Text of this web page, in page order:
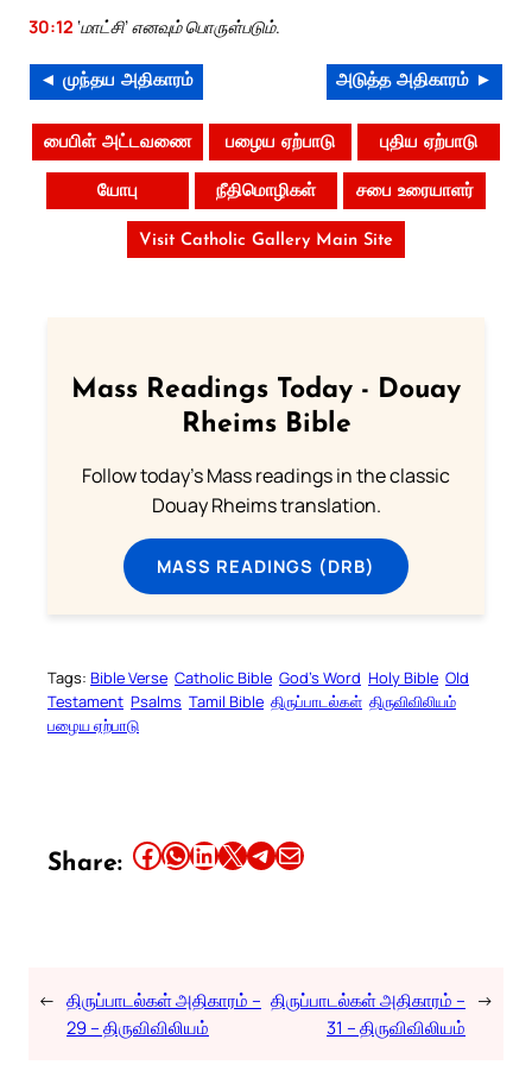
30:12 ‘மாட்சி’ எனவும் பொருள்படும்.
◄ முந்தய அதிகாரம் அடுத்த அதிகாரம் ►
பைபிள் அட்டவணை பழைய ஏற்பாடு புதிய ஏற்பாடு
யோபு நீதிமொழிகள் சபை உரையாளர்
Visit Catholic Gallery Main Site
Mass Readings Today - Douay
Rheims Bible
Follow today's Mass readings in the classic
Douay Rheims translation.
MASS READINGS (DRB)
Tags: Bible Verse Catholic Bible God’s Word Holy Bible Old
Testament Psalms Tamil Bible திருப்பாடல்கள் திருவிவிலியம்
பழைய ஏற்பாடு
Share: Share this article on Facebook Share this article on WhatsApp Share this article on LinkedIn Share this article on X Share this article on TelegramEmail this Article
← திருப்பாடல்கள் அதிகாரம் –
29 – திருவிவிலியம்
திருப்பாடல்கள் அதிகாரம் –
31 – திருவிவிலியம்
→